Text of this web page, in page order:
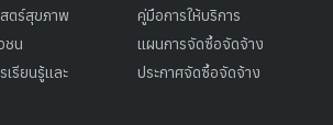
ตร์สุขภาพ
ชน
เรียนรู้และ
คู่มือการให้บริการ
แผนการจัดซื้อจัดจ้าง
ประกาศจัดซื้อจัดจ้าง